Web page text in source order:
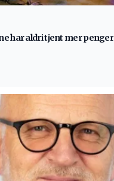
har aldri tjent mer penger